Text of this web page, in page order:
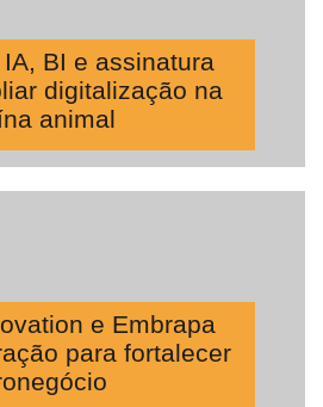
BI e assinatura
digitalização na
animal
e Embrapa
para fortalecer